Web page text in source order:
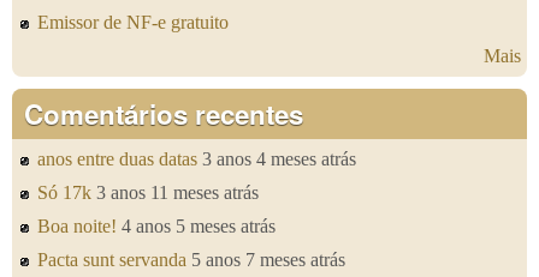
Emissor de NF-e gratuito
Mais
Comentários recentes
anos entre duas datas 3 anos 4 meses atrás
Só 17k 3 anos 11 meses atrás
Boa noite! 4 anos 5 meses atrás
Pacta sunt servanda 5 anos 7 meses atrás